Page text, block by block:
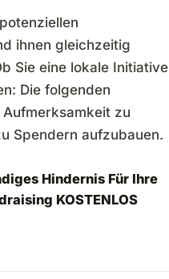
ihnen gleichzeitig
Sie eine lokale Initiative
Die folgenden
zu
Spendern aufzubauen.
Hindernis Für Ihre
KOSTENLOS